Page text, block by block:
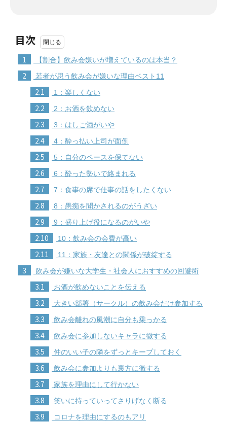
目次
1 【割合】飲み会嫌いが増えているのは本当？
2 若者が思う飲み会が嫌いな理由ベスト11
2.1 1：楽しくない
2.2 2：お酒を飲めない
2.3 3：はしご酒がいや
2.4 4：酔っ払い上司が面倒
2.5 5：自分のペースを保てない
2.6 6：酔った勢いで絡まれる
2.7 7：食事の席で仕事の話をしたくない
2.8 8：愚痴を聞かされるのがうざい
2.9 9：盛り上げ役になるのがいや
2.10 10：飲み会の会費が高い
2.11 11：家族・友達との関係が破綻する
3 飲み会が嫌いな大学生・社会人におすすめの回避術
3.1 お酒が飲めないことを伝える
3.2 大きい部署（サークル）の飲み会だけ参加する
3.3 飲み会離れの風潮に自分も乗っかる
3.4 飲み会に参加しないキャラに徹する
3.5 仲のいい子の隣をずっとキープしておく
3.6 飲み会に参加よりも裏方に徹する
3.7 家族を理由にして行かない
3.8 笑いに持っていってさりげなく断る
3.9 コロナを理由にするのもアリ